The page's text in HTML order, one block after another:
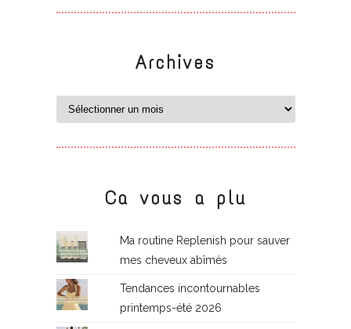
Archives
Ca vous a plu
Ma routine Replenish pour sauver
mes cheveux abîmés
Tendances incontournables
printemps-été 2026